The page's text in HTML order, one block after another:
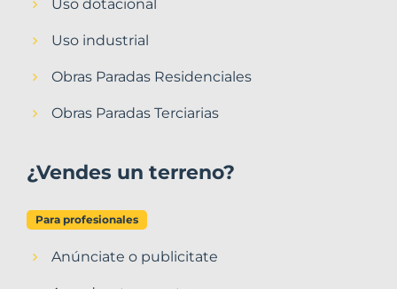
Uso dotacional
Uso industrial
Obras Paradas Residenciales
Obras Paradas Terciarias
¿Vendes un terreno?
Para profesionales
Anúnciate o publicitate